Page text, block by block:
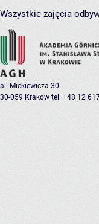
Wszystkie zajęcia
al. Mickiewicza 30
30-059 Kraków tel: +48 12